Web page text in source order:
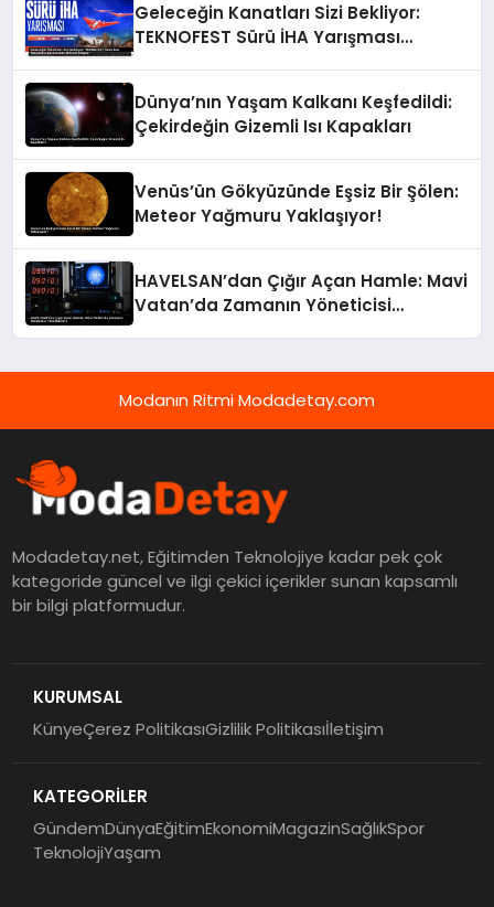
Geleceğin Kanatları Sizi Bekliyor:
TEKNOFEST Sürü İHA Yarışması
Dünya’nın Yaşam Kalkanı Keşfedildi:
Çekirdeğin Gizemli Isı Kapakları
Venüs’ün Gökyüzünde Eşsiz Bir Şölen:
Meteor Yağmuru Yaklaşıyor!
HAVELSAN’dan Çığır Açan Hamle: Mavi
Vatan’da Zamanın Yöneticisi
Modanın Ritmi Modadetay.com
Modadetay.net, Eğitimden Teknolojiye kadar pek çok
kategoride güncel ve ilgi çekici içerikler sunan kapsamlı
bir bilgi platformudur.
KURUMSAL
KünyeÇerez PolitikasıGizlilik Politikasıİletişim
KATEGORİLER
GündemDünyaEğitimEkonomiMagazinSağlıkSpor
TeknolojiYaşam